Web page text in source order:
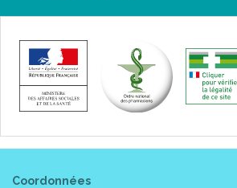
Coordonnées